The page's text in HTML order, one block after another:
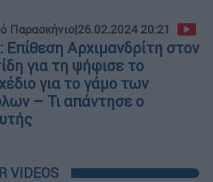
Παρασκήνιο|26.02.2024 20:21
Επίθεση Αρχιμανδρίτη στον
για τη ψήφισε το
για το γάμο των
– Τι απάντησε ο
VIDEOS